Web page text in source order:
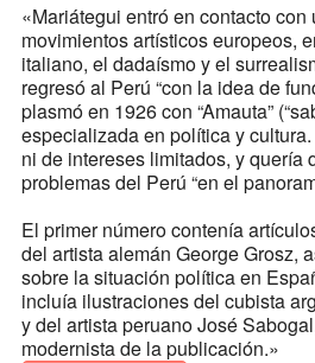
«Mariátegui entró en contacto
movimientos artísticos europeos,
italiano, el dadaísmo y el
regresó al Perú “con la idea de
plasmó en 1926 con “Amauta”
especializada en política y
ni de intereses limitados, y quería
problemas del Perú “en el
El primer número contenía
del artista alemán George Grosz,
sobre la situación política en
incluía ilustraciones del cubista
y del artista peruano José
modernista de la publicación.»